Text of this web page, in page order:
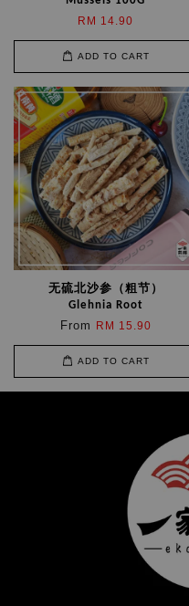
RM 14.90
ADD TO CART
无硫北沙参（粗节）
Glehnia Root
From RM 15.90
ADD TO CART